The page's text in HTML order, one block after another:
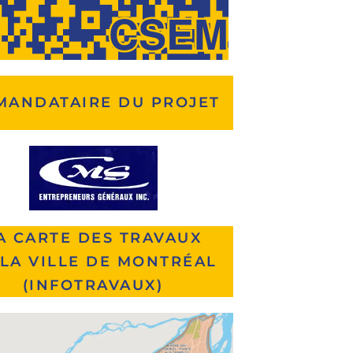
CSEM
DU PROJET
CARTE DES TRAVAUX
VILLE DE MONTRÉAL
(INFOTRAVAUX)